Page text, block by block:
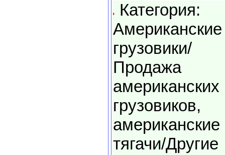
Категория:
Американские
грузовики/
Продажа
американских
грузовиков,
американские
тягачи/Другие